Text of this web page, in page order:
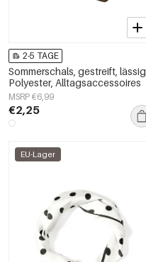
2-5 TAGE
Sommerschals, gestreift, lässig,
Polyester, Alltagsaccessoires
MSRP €6,99
€2,25
EU-Lager